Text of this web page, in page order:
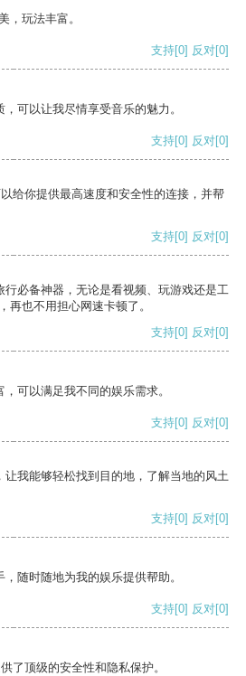
，玩法丰富。
支持[0] 反对[0]
可以让我尽情享受音乐的魅力。
支持[0] 反对[0]
给你提供最高速度和安全性的连接，并帮
支持[0] 反对[0]
行必备神器，无论是看视频、玩游戏还是工
再也不用担心网速卡顿了。
支持[0] 反对[0]
可以满足我不同的娱乐需求。
支持[0] 反对[0]
让我能够轻松找到目的地，了解当地的风土
支持[0] 反对[0]
随时随地为我的娱乐提供帮助。
支持[0] 反对[0]
了顶级的安全性和隐私保护。